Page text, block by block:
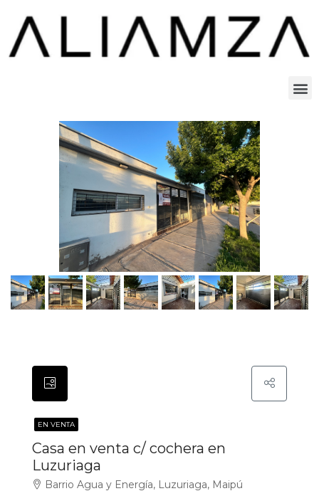
EN VENTA
Casa en venta c/ cochera en
Luzuriaga
Barrio Agua y Energía, Luzuriaga, Maipú